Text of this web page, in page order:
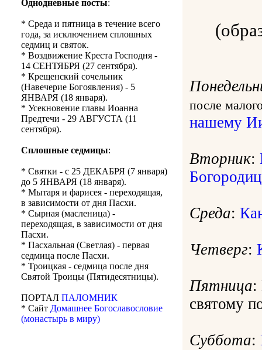
Однодневные посты:
* Среда и пятница в течение всего
года, за исключением сплошных
седмиц и святок.
* Воздвижение Креста Господня -
14 СЕНТЯБРЯ (27 сентября).
* Крещенский сочельник
(Навечерие Богоявления) - 5
ЯНВАРЯ (18 января).
* Усекновение главы Иоанна
Предтечи - 29 АВГУСТА (11
сентября).
Сплошные седмицы:
* Святки - с 25 ДЕКАБРЯ (7 января)
до 5 ЯНВАРЯ (18 января).
* Мытаря и фарисея - переходящая,
в зависимости от дня Пасхи.
* Сырная (масленица) -
переходящая, в зависимости от дня
Пасхи.
* Пасхальная (Светлая) - первая
седмица после Пасхи.
* Троицкая - седмица после дня
Святой Троицы (Пятидесятницы).
ПОРТАЛ ПАЛОМНИК
* Сайт Домашнее Богославословие
(монастырь в миру)
после
нашему
Вторник:
Среда:
Четверг:
Пятница:
святому
Суббота: